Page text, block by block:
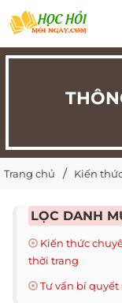
Trang chủ Kiến
LỌC DANH
Kiến thức
thời trang
Tư vấn bí